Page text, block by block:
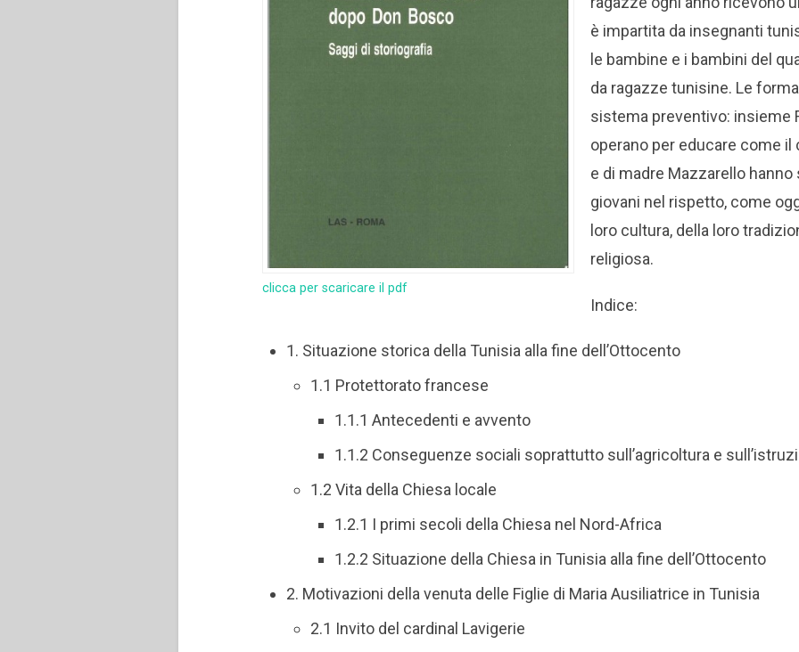
clicca per scaricare il pdf
è impartita da insegnanti
le bambine e i bambini del
da ragazze tunisine. Le
sistema preventivo: insieme
operano per educare come il
e di madre Mazzarello hanno
giovani nel rispetto, come
loro cultura, della loro
religiosa.
Indice:
1. Situazione storica della Tunisia alla fine dell’Ottocento
1.1 Protettorato francese
1.1.1 Antecedenti e avvento
1.1.2 Conseguenze sociali soprattutto sull’agricoltura e
1.2 Vita della Chiesa locale
1.2.1 I primi secoli della Chiesa nel Nord-Africa
1.2.2 Situazione della Chiesa in Tunisia alla fine dell’Ottocento
2. Motivazioni della venuta delle Figlie di Maria Ausiliatrice in Tunisia
2.1 Invito del cardinal Lavigerie